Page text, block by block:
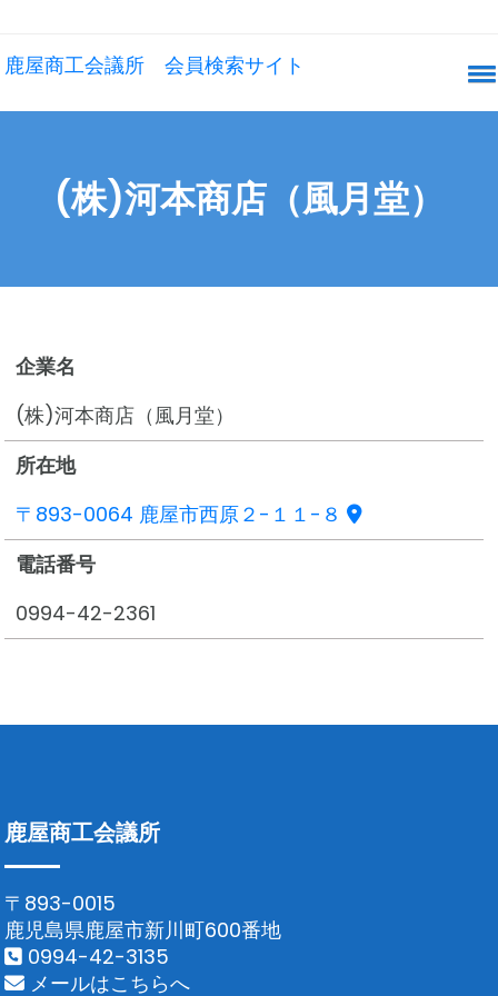
鹿屋商工会議所 会員検索サイト
(株)河本商店（風月堂）
企業名
(株)河本商店（風月堂）
所在地
〒893-0064 鹿屋市西原２-１１-８
電話番号
0994-42-2361
鹿屋商工会議所
〒893-0015
鹿児島県鹿屋市新川町600番地
0994-42-3135
メールはこちらへ